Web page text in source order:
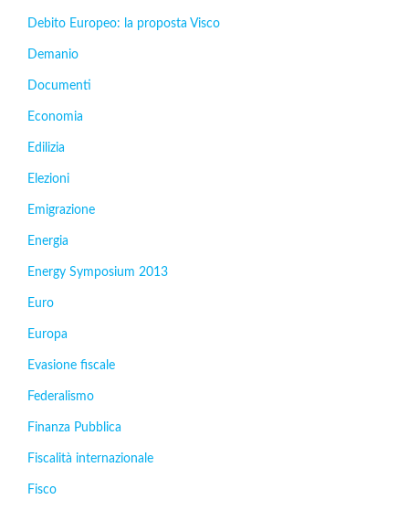
Debito Europeo: la proposta Visco
Demanio
Documenti
Economia
Edilizia
Elezioni
Emigrazione
Energia
Energy Symposium 2013
Euro
Europa
Evasione fiscale
Federalismo
Finanza Pubblica
Fiscalità internazionale
Fisco